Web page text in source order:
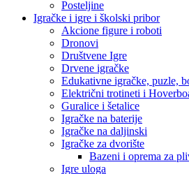
Posteljine
Igračke i igre i školski pribor
Akcione figure i roboti
Dronovi
Društvene Igre
Drvene igračke
Edukativne igračke, puzle,
Električni trotineti i
Guralice i šetalice
Igračke na baterije
Igračke na daljinski
‎Igračke za dvorište
Bazeni i oprema za
Igre uloga